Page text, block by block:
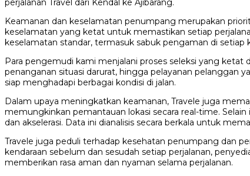
perjalanan Travel dari Kendal ke Ajibarang.
Keamanan dan keselamatan penumpang merupakan
keselamatan yang ketat untuk memastikan setiap
keselamatan standar, termasuk sabuk pengaman di setiap
Para pengemudi kami menjalani proses seleksi yang
penanganan situasi darurat, hingga pelayanan pelanggan
siap menghadapi berbagai kondisi di jalan.
Dalam upaya meningkatkan keamanan, Travele juga
memungkinkan pemantauan lokasi secara real-time.
dan akselerasi. Data ini dianalisis secara berkala untuk
Travele juga peduli terhadap kesehatan penumpang dan
kendaraan sebelum dan sesudah setiap perjalanan,
memberikan rasa aman dan nyaman selama perjalanan.